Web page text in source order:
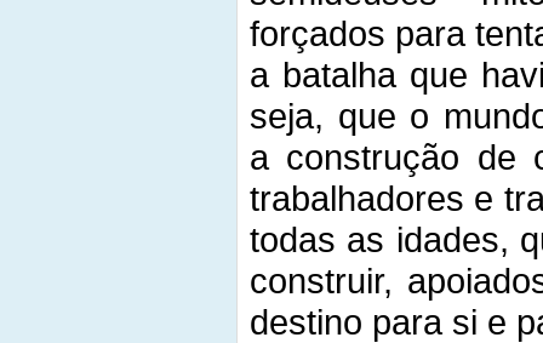
forçados para
a batalha que
seja, que o
a construção de
trabalhadores e
todas as idades,
construir,
destino para si e